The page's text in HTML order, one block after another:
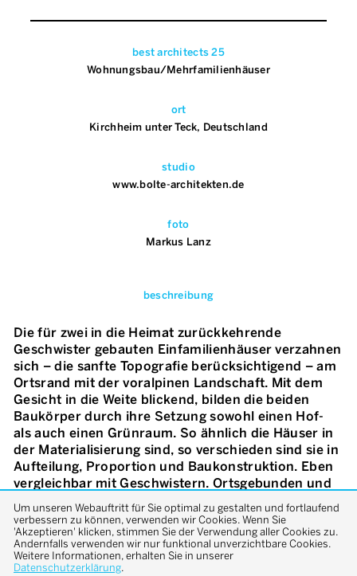
best architects 25
Wohnungsbau/Mehrfamilienhäuser
ort
Kirchheim unter Teck, Deutschland
studio
www.bolte-architekten.de
foto
Markus Lanz
beschreibung
Die für zwei in die Heimat zurückkehrende
Geschwister gebauten Einfamilienhäuser verzahnen
sich – die sanfte Topografie berücksichtigend – am
Ortsrand mit der voralpinen Landschaft. Mit dem
Gesicht in die Weite blickend, bilden die beiden
Baukörper durch ihre Setzung sowohl einen Hof-
als auch einen Grünraum. So ähnlich die Häuser in
der Materialisierung sind, so verschieden sind sie in
Aufteilung, Proportion und Baukonstruktion. Eben
vergleichbar mit Geschwistern. Ortsgebunden und
doch von eigener Art, streng und doch verspielt. Die
wechselseitigen Beziehungen der Häuser sind ein
wesentliches Thema. Ortstypische Elemente
wurden behutsam weiterentwickelt. Der äußeren
Klarheit wird im Inneren jedoch eine Vielzahl
Um unseren Webauftritt für Sie optimal zu gestalten und fortlaufend
verbessern zu können, verwenden wir Cookies. Wenn Sie
'Akzeptieren' klicken, stimmen Sie der Verwendung aller Cookies zu.
Andernfalls verwenden wir nur funktional unverzichtbare Cookies.
Weitere Informationen, erhalten Sie in unserer
Datenschutzerklärung.